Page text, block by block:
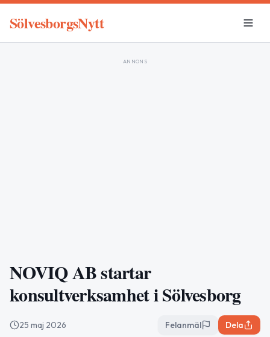
SölvesborgsNytt
ANNONS
NOVIQ AB startar
konsultverksamhet i Sölvesborg
25 maj 2026 Felanmäl Dela